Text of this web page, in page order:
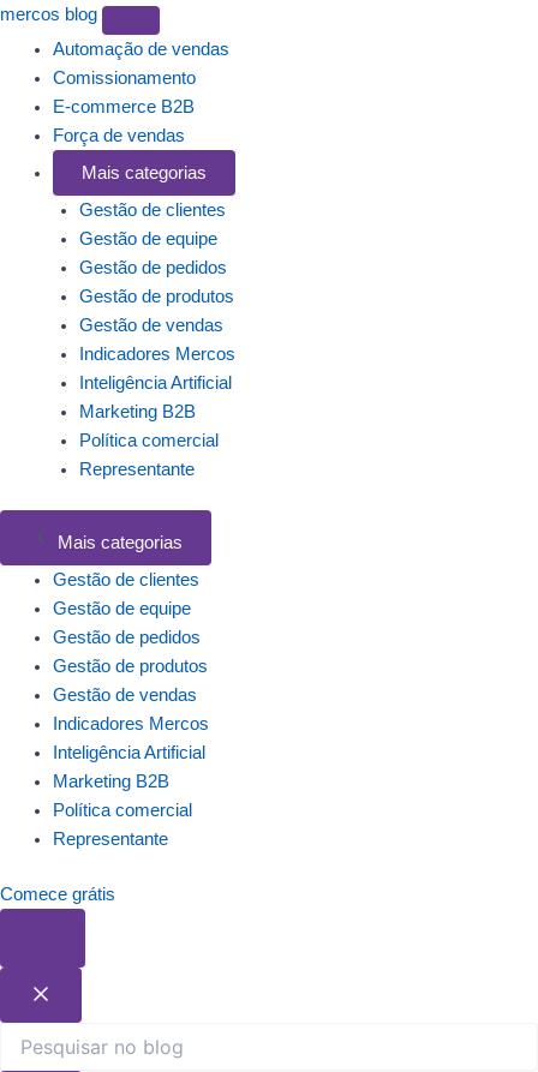
mercos blog
Automação de vendas
Comissionamento
E-commerce B2B
Força de vendas
Mais categorias
Gestão de clientes
Gestão de equipe
Gestão de pedidos
Gestão de produtos
Gestão de vendas
Indicadores Mercos
Inteligência Artificial
Marketing B2B
Política comercial
Representante
Mais categorias
Gestão de clientes
Gestão de equipe
Gestão de pedidos
Gestão de produtos
Gestão de vendas
Indicadores Mercos
Inteligência Artificial
Marketing B2B
Política comercial
Representante
Comece grátis